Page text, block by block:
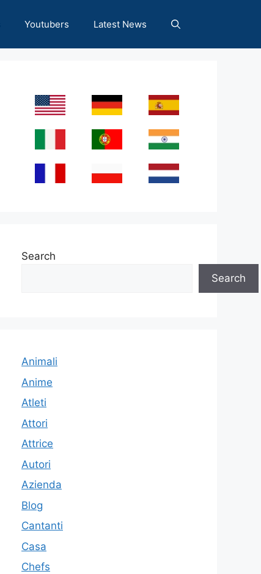
Youtubers Latest News
Search
Search
Animali
Anime
Atleti
Attori
Attrice
Autori
Azienda
Blog
Cantanti
Casa
Chefs